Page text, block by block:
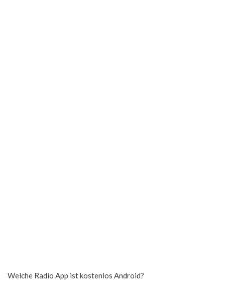
Welche Radio App ist kostenlos Android?